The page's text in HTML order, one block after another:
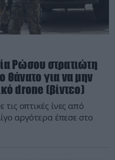
Ρώσου στρατιώτη
θάνατο για να μην
drone (βίντεο)
οπτικές ίνες από
αργότερα έπεσε στο